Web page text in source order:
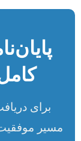
برای
مسیر موفقیت